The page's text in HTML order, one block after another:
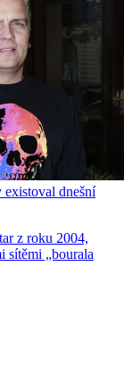
dnešní
z roku 2004,
sítěmi „bourala